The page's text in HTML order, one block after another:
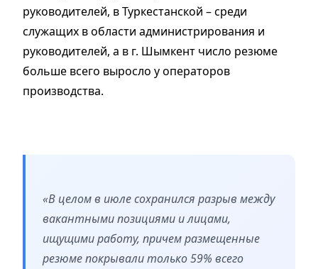
руководителей, в Туркестанской – среди
служащих в области администрирования и
руководителей, а в г. Шымкент число резюме
больше всего выросло у операторов
производства.
«В целом в июле сохранился разрыв между
вакантными позициями и лицами,
ищущими работу, причем размещенные
резюме покрывали только 59% всего